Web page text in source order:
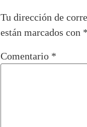
Tu dirección de
están marcados con *
Comentario *